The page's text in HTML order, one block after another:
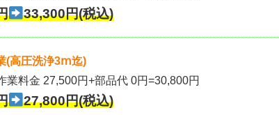
33,300円(税込)
(高圧洗浄3ⅿ迄)
業料金 27,500円+部品代 0円=30,800円
27,800円(税込)